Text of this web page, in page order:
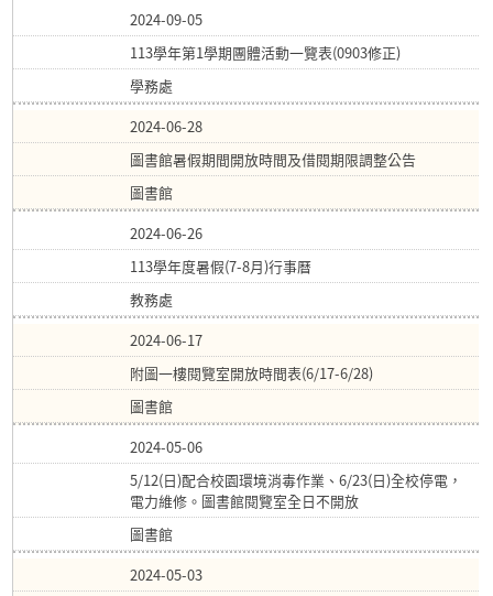
2024-09-05
113學年第1學期團體活動一覽表(0903修正)
學務處
2024-06-28
圖書館暑假期間開放時間及借閱期限調整公告
圖書館
2024-06-26
113學年度暑假(7-8月)行事曆
教務處
2024-06-17
附圖一樓閱覽室開放時間表(6/17-6/28)
圖書館
2024-05-06
5/12(日)配合校園環境消毒作業、6/23(日)全校停電，
電力維修。圖書館閱覽室全日不開放
圖書館
2024-05-03